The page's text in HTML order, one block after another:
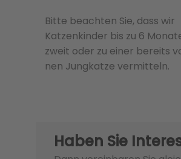
Bitte beachten Sie, dass wir
Katzenkinder bis zu 6
zweit oder zu einer bere­its
nen Jungkatze ver­mit­teln.
Haben Sie